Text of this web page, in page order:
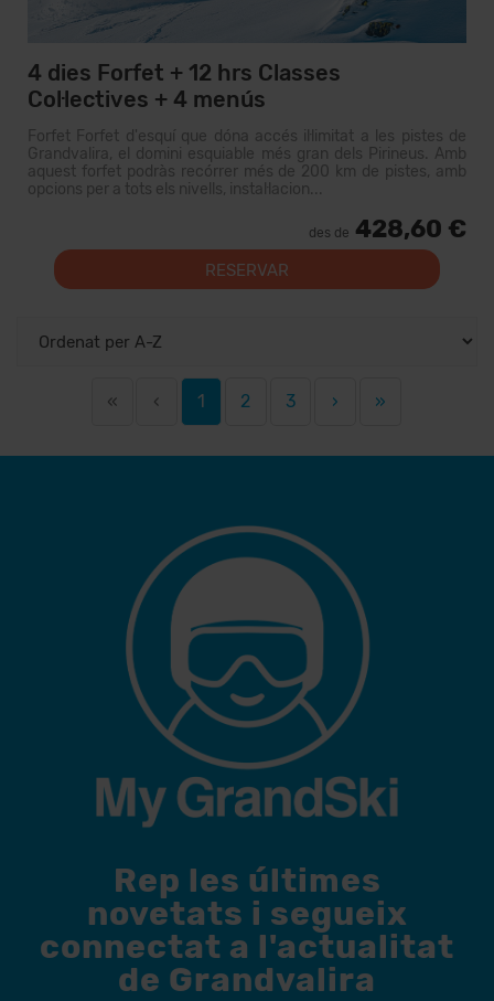
4 dies Forfet + 12 hrs Classes
Col·lectives + 4 menús
Forfet Forfet d'esquí que dóna accés il·limitat a les pistes de
Grandvalira, el domini esquiable més gran dels Pirineus. Amb
aquest forfet podràs recórrer més de 200 km de pistes, amb
opcions per a tots els nivells, instal·lacion...
des de 428,60 €
RESERVAR
« ‹ 1 2 3 › »
Rep les últimes
novetats i segueix
connectat a l'actualitat
de Grandvalira